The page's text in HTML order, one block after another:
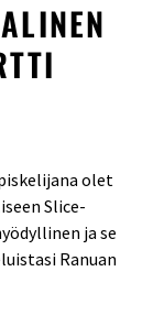
olet
Slice-
ja se
Ranuan